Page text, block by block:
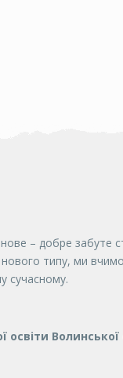
нове – добре забуте
нового типу, ми
сучасному.
освіти